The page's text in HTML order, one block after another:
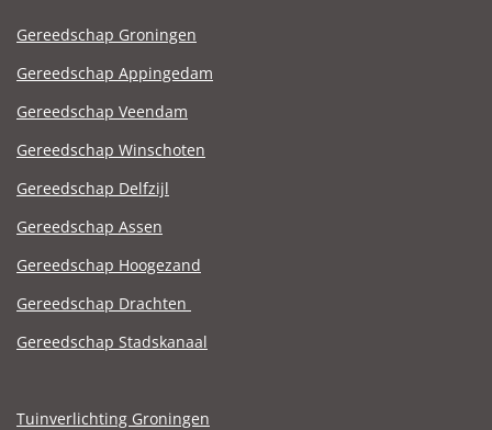
Gereedschap Groningen
Gereedschap Appingedam
Gereedschap Veendam
Gereedschap Winschoten
Gereedschap Delfzijl
Gereedschap Assen
Gereedschap Hoogezand
Gereedschap Drachten
Gereedschap Stadskanaal
Tuinverlichting Groningen